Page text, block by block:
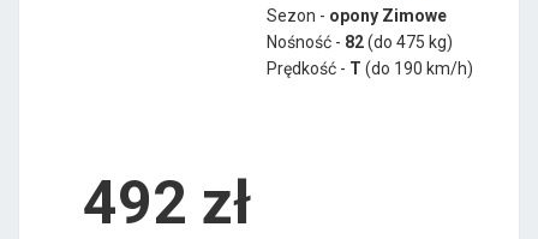
Sezon - opony Zimowe
Nośność - 82(do 475 kg)
Prędkość - T (do 190 km/h)
492 zł